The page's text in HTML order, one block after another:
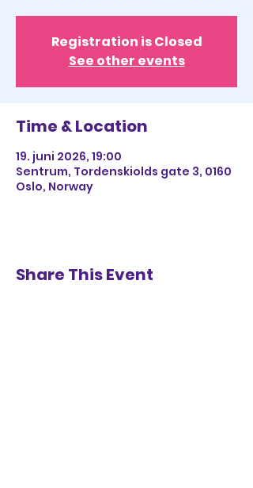
Registration is Closed
See other events
Time & Location
19. juni 2026, 19:00
Sentrum, Tordenskiolds gate 3, 0160
Oslo, Norway
Share This Event